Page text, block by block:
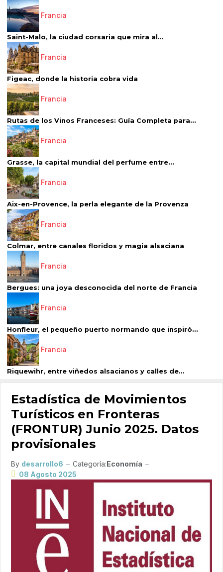
Francia
Saint-Malo, la ciudad corsaria que mira al...
Francia
Figeac, donde la historia cobra vida
Francia
Rutas de los Vinos Franceses: Guía Completa para...
Francia
Grasse, la capital mundial del perfume entre...
Francia
Aix-en-Provence, la perla elegante de la Provenza
Francia
Colmar, entre canales floridos y magia alsaciana
Francia
Bergues: una joya desconocida del norte de Francia
Francia
Honfleur, el pequeño puerto normando que inspiró...
Francia
Riquewihr, entre viñedos alsacianos y calles de...
Estadística de Movimientos
Turísticos en Fronteras
(FRONTUR) Junio 2025. Datos
provisionales
By desarrollo6 Categoría:Economía
08 Agosto 2025